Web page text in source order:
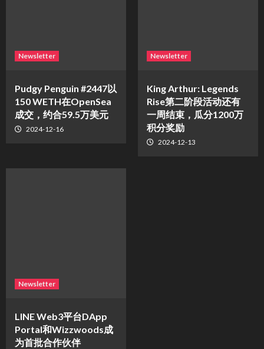
Newsletter
Pudgy Penguin #2447以
150 WETH在OpenSea
成交，约合59.5万美元
2024-12-16
Newsletter
King Arthur: Legends
Rise第二阶段活动还有
一周结束，瓜分1200万
积分奖励
2024-12-13
Newsletter
LINE Web3平台DApp
Portal和Wizzwoods成
为首批合作伙伴